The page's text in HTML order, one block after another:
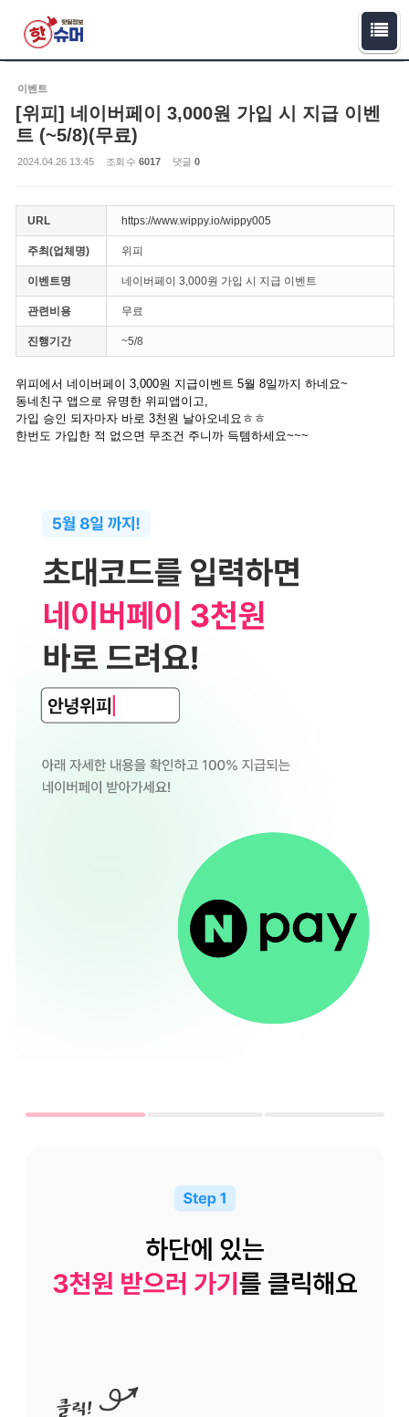
이벤트
[위피] 네이버페이 3,000원 가입 시 지급 이벤
트 (~5/8)(무료)
2024.04.26 13:45 조회 수 6017 댓글 0
URL https://www.wippy.io/wippy005
주최(업체명) 위피
이벤트명 네이버페이 3,000원 가입 시 지급 이벤트
관련비용 무료
진행기간 ~5/8
위피에서 네이버페이 3,000원 지급이벤트 5월 8일까지 하네요~
동네친구 앱으로 유명한 위피앱이고,
가입 승인 되자마자 바로 3천원 날아오네요ㅎㅎ
한번도 가입한 적 없으면 무조건 주니까 득템하세요~~~